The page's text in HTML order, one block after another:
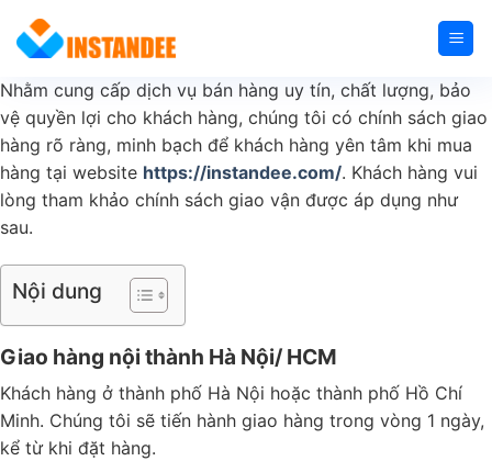
qua
dung
Nhằm cung cấp dịch vụ bán hàng uy tín, chất lượng, bảo
vệ quyền lợi cho khách hàng, chúng tôi có chính sách giao
hàng rõ ràng, minh bạch để khách hàng yên tâm khi mua
hàng tại website https://instandee.com/. Khách hàng vui
lòng tham khảo chính sách giao vận được áp dụng như
sau.
Nội dung
Giao hàng nội thành Hà Nội/ HCM
Khách hàng ở thành phố Hà Nội hoặc thành phố Hồ Chí
Minh. Chúng tôi sẽ tiến hành giao hàng trong vòng 1 ngày,
kể từ khi đặt hàng.